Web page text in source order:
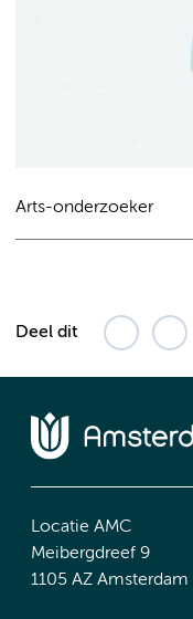
Arts-onderzoeker
Deel dit
Locatie AMC
Meibergdreef 9
1105 AZ Amsterdam